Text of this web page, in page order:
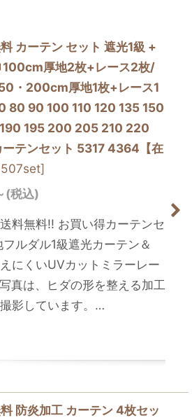
込む
カーテン セット 遮光1級 +
100cm厚地2枚+レース2枚/
・200cm厚地1枚+レース1
80 90 100 110 120 135 150
195 200 205 210 220
テンセット 5317 4364【在
]
(税込)
料無料!! お買い得カーテンセ
フルダル1級遮光カーテン＆
にくいUVカットミラーレー
真は、ヒダの形を整える加工
影しています。…
防炎加工 カーテン 4枚セッ